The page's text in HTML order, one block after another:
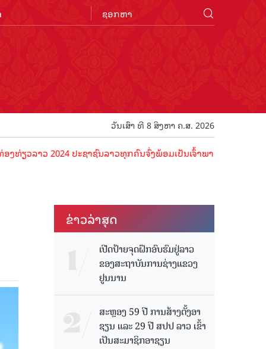
ວັນເສົາ ທີ 8 ສິງຫາ ຄ.ສ. 2026
ວ 2024 ປະຊາຊົນລາວທຸກຄົນຈົ່ງພ້ອມເປັນເຈົ້າພາບທີ່ດີ ຕ້ອນຮັບນັກທ່ອ
ຂ່າວ​ລ່າ​ສຸດ
ເປີດປ້າຍຈຸດຝຶກອົບຮົມຢູ່ລາວ
ຂອງສະຖາບັນການຊ່າງແຂວງ
ຢູນນານ
ສະຫຼອງ 59 ປີ ການສ້າງຕັ້ງອາ
ຊຽນ ແລະ 29 ປີ ສປປ ລາວ ເຂົ້າ
ເປັນສະມາຊິກອາຊຽນ